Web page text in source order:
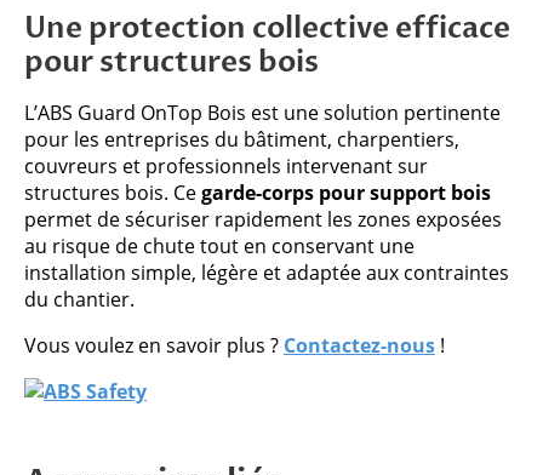
Une protection collective efficace
pour structures bois
L’ABS Guard OnTop Bois est une solution pertinente
pour les entreprises du bâtiment, charpentiers,
couvreurs et professionnels intervenant sur
structures bois. Cegarde-corps pour support bois
permet de sécuriser rapidement les zones exposées
au risque de chute tout en conservant une
installation simple, légère et adaptée aux contraintes
du chantier.
Vous voulez en savoir plus ? Contactez-nous !